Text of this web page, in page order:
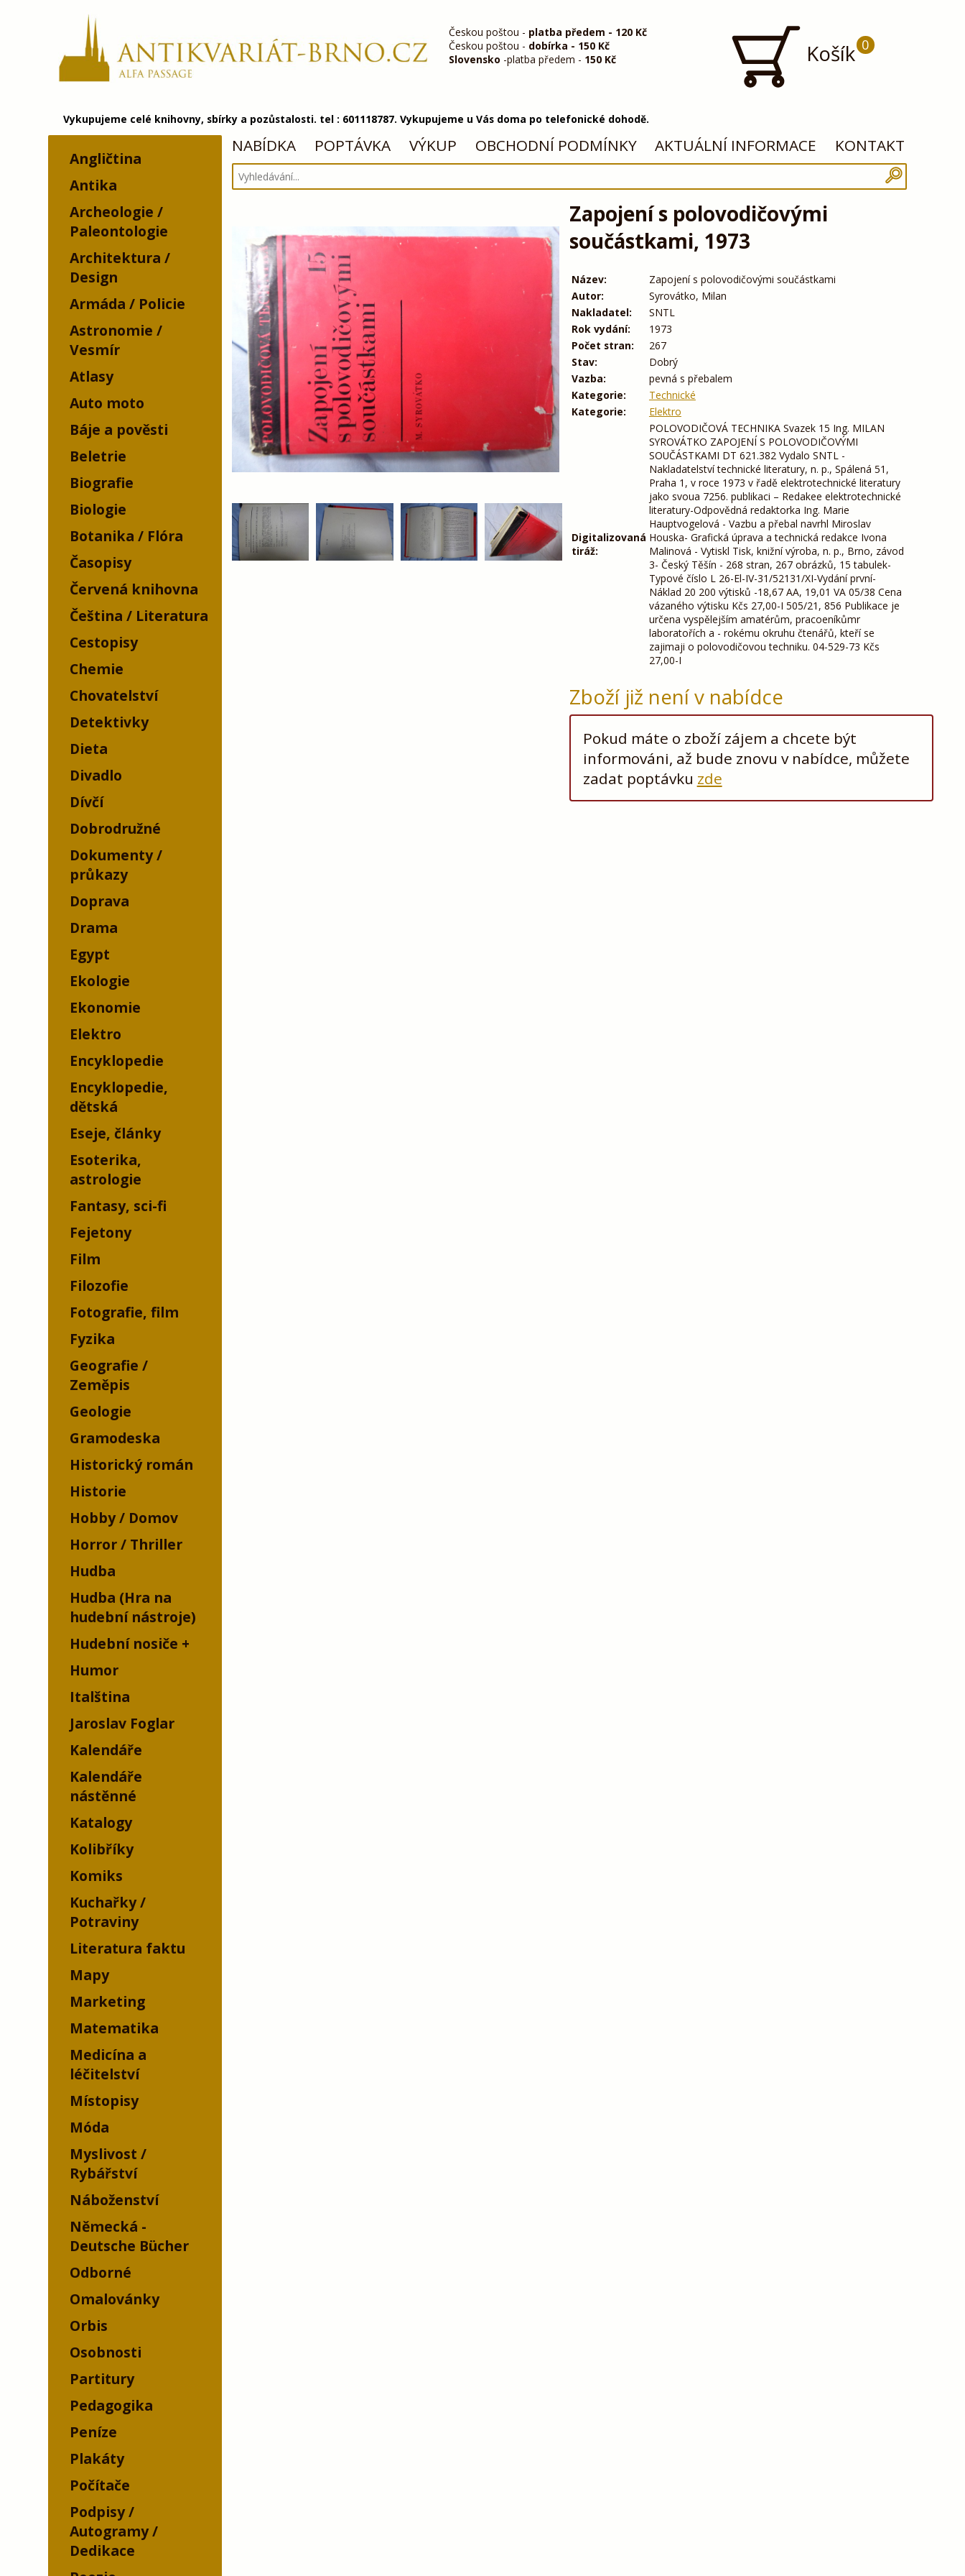
Českou poštou - platba předem - 120 Kč
Českou poštou - dobírka - 150 Kč
Slovensko -platba předem - 150 Kč Košík 0
Vykupujeme celé knihovny, sbírky a pozůstalosti. tel : 601118787. Vykupujeme u Vás doma po telefonické dohodě.
Angličtina
Antika
Archeologie /
Paleontologie
Architektura /
Design
Armáda / Policie
Astronomie /
Vesmír
Atlasy
Auto moto
Báje a pověsti
Beletrie
Biografie
Biologie
Botanika / Flóra
Časopisy
Červená knihovna
Čeština / Literatura
Cestopisy
Chemie
Chovatelství
Detektivky
Dieta
Divadlo
Dívčí
Dobrodružné
Dokumenty /
průkazy
Doprava
Drama
Egypt
Ekologie
Ekonomie
Elektro
Encyklopedie
Encyklopedie,
dětská
Eseje, články
Esoterika,
astrologie
Fantasy, sci-fi
Fejetony
Film
Filozofie
Fotografie, film
Fyzika
Geografie /
Zeměpis
Geologie
Gramodeska
Historický román
Historie
Hobby / Domov
Horror / Thriller
Hudba
Hudba (Hra na
hudební nástroje)
Hudební nosiče
Humor
Italština
Jaroslav Foglar
Kalendáře
Kalendáře
nástěnné
Katalogy
Kolibříky
Komiks
Kuchařky /
Potraviny
Literatura faktu
Mapy
Marketing
Matematika
Medicína a
léčitelství
Místopisy
Móda
Myslivost /
Rybářství
Náboženství
Německá -
Deutsche Bücher
Odborné
Omalovánky
Orbis
Osobnosti
Partitury
Pedagogika
Peníze
Plakáty
Počítače
Podpisy /
Autogramy /
Dedikace
NABÍDKA POPTÁVKA VÝKUP OBCHODNÍ PODMÍNKY AKTUÁLNÍ INFORMACE KONTAKT
Zapojení s polovodičovými
součástkami, 1973
Název:
Zapojení s polovodičovými součástkami
Autor:
Syrovátko, Milan
Nakladatel:
SNTL
Rok vydání:
1973
Počet stran:
267
Stav:
Dobrý
Vazba:
pevná s přebalem
Kategorie:
Technické
Kategorie:
Elektro
Digitalizovaná
tiráž:
POLOVODIČOVÁ TECHNIKA Svazek 15 Ing. MILAN
SYROVÁTKO ZAPOJENÍ S POLOVODIČOVÝMI
SOUČÁSTKAMI DT 621.382 Vydalo SNTL -
Nakladatelství technické literatury, n. p., Spálená 51,
Praha 1, v roce 1973 v řadě elektrotechnické literatury
jako svoua 7256. publikaci – Redakee elektrotechnické
literatury-Odpovědná redaktorka Ing. Marie
Hauptvogelová - Vazbu a přebal navrhl Miroslav
Houska- Grafická úprava a technická redakce Ivona
Malinová - Vytiskl Tisk, knižní výroba, n. p., Brno, závod
3- Český Těšín - 268 stran, 267 obrázků, 15 tabulek-
Typové číslo L 26-El-IV-31/52131/XI-Vydání první-
Náklad 20 200 výtisků -18,67 AA, 19,01 VA 05/38 Cena
vázaného výtisku Kčs 27,00-I 505/21, 856 Publikace je
určena vyspělejším amatérům, pracoeníkůmr
laboratořích a - rokému okruhu čtenářů, kteří se
zajimaji o polovodičovou techniku. 04-529-73 Kčs
27,00-I
Zboží již není v nabídce
Pokud máte o zboží zájem a chcete být
informováni, až bude znovu v nabídce, můžete
zadat poptávku zde